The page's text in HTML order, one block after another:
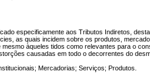
especificamente aos Tributos Indiretos,
as quais incidem sobre os produtos,
àqueles tidos como relevantes para o
causadas em todo o decorrentes do
Mercadorias; Serviços; Produtos.